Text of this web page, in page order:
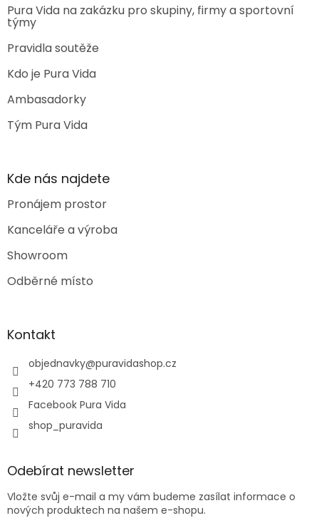
Pura Vida na zakázku pro skupiny, firmy a sportovní
týmy
Pravidla soutěže
Kdo je Pura Vida
Ambasadorky
Tým Pura Vida
Kde nás najdete
Pronájem prostor
Kanceláře a výroba
Showroom
Odběrné místo
Kontakt
objednavky@puravidashop.cz
+420 773 788 710
Facebook Pura Vida
shop_puravida
Odebírat newsletter
Vložte svůj e-mail a my vám budeme zasílat informace o
nových produktech na našem e-shopu.